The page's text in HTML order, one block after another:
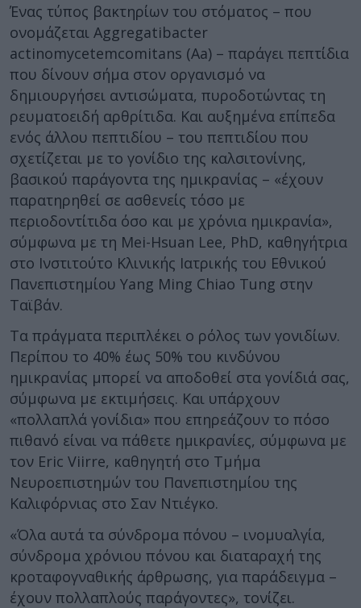
Ένας τύπος βακτηρίων του στόματος – που
ονομάζεται Aggregatibacter
actinomycetemcomitans (Aa) – παράγει πεπτίδια
που δίνουν σήμα στον οργανισμό να
δημιουργήσει αντισώματα, πυροδοτώντας τη
ρευματοειδή αρθρίτιδα. Και αυξημένα επίπεδα
ενός άλλου πεπτιδίου – του πεπτιδίου που
σχετίζεται με το γονίδιο της καλσιτονίνης,
βασικού παράγοντα της ημικρανίας – «έχουν
παρατηρηθεί σε ασθενείς τόσο με
περιοδοντίτιδα όσο και με χρόνια ημικρανία»,
σύμφωνα με τη Mei-Hsuan Lee, PhD, καθηγήτρια
στο Ινστιτούτο Κλινικής Ιατρικής του Εθνικού
Πανεπιστημίου Yang Ming Chiao Tung στην
Ταϊβάν.
Τα πράγματα περιπλέκει ο ρόλος των γονιδίων.
Περίπου το 40% έως 50% του κινδύνου
ημικρανίας μπορεί να αποδοθεί στα γονίδιά σας,
σύμφωνα με εκτιμήσεις. Και υπάρχουν
«πολλαπλά γονίδια» που επηρεάζουν το πόσο
πιθανό είναι να πάθετε ημικρανίες, σύμφωνα με
τον Eric Viirre, καθηγητή στο Τμήμα
Νευροεπιστημών του Πανεπιστημίου της
Καλιφόρνιας στο Σαν Ντιέγκο.
«Όλα αυτά τα σύνδρομα πόνου – ινομυαλγία,
σύνδρομα χρόνιου πόνου και διαταραχή της
κροταφογναθικής άρθρωσης, για παράδειγμα –
έχουν πολλαπλούς παράγοντες», τονίζει.